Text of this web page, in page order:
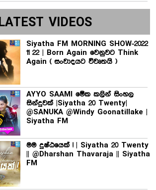
LATEST VIDEOS
Siyatha FM MORNING SHOW-2022
11 22 | Born Again වෙනුවට Think
Again ( සංවාදයට විවෘතයි )
AYYO SAAMI මේක කලින් සිංහල
සින්දුවක් |Siyatha 20 Twenty|
@SANUKA @Windy Goonatillake |
Siyatha FM
මම දුෂ්ඨයෙක් ! | Siyatha 20 Twenty
|| @Dharshan Thavaraja || Siyatha
FM